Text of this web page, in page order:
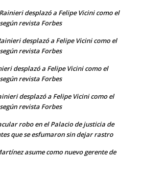
desplazó a Felipe Vicini como el
revista Forbes
desplazó a Felipe Vicini como el
revista Forbes
desplazó a Felipe Vicini como el
revista Forbes
desplazó a Felipe Vicini como el
revista Forbes
robo en el Palacio de justicia de
que se esfumaron sin dejar rastro
asume como nuevo gerente de